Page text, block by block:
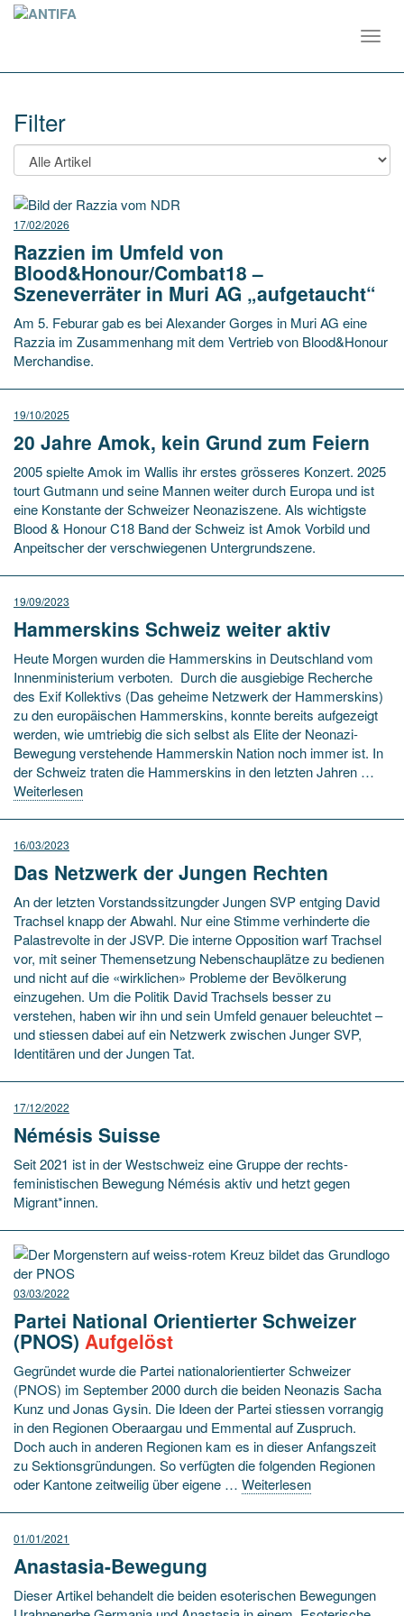
Filter
17/02/2026
Razzien im Umfeld von
Blood&Honour/Combat18 –
Szeneverräter in Muri AG „aufgetaucht“
Am 5. Feburar gab es bei Alexander Gorges in Muri AG eine
Razzia im Zusammenhang mit dem Vertrieb von Blood&Honour
Merchandise.
19/10/2025
20 Jahre Amok, kein Grund zum Feiern
2005 spielte Amok im Wallis ihr erstes grösseres Konzert. 2025
tourt Gutmann und seine Mannen weiter durch Europa und ist
eine Konstante der Schweizer Neonaziszene. Als wichtigste
Blood & Honour C18 Band der Schweiz ist Amok Vorbild und
Anpeitscher der verschwiegenen Untergrundszene.
19/09/2023
Hammerskins Schweiz weiter aktiv
Heute Morgen wurden die Hammerskins in Deutschland vom
Innenministerium verboten. Durch die ausgiebige Recherche
des Exif Kollektivs (Das geheime Netzwerk der Hammerskins)
zu den europäischen Hammerskins, konnte bereits aufgezeigt
werden, wie umtriebig die sich selbst als Elite der Neonazi-
Bewegung verstehende Hammerskin Nation noch immer ist. In
der Schweiz traten die Hammerskins in den letzten Jahren …
Weiterlesen
16/03/2023
Das Netzwerk der Jungen Rechten
An der letzten Vorstandssitzungder Jungen SVP entging David
Trachsel knapp der Abwahl. Nur eine Stimme verhinderte die
Palastrevolte in der JSVP. Die interne Opposition warf Trachsel
vor, mit seiner Themensetzung Nebenschauplätze zu bedienen
und nicht auf die «wirklichen» Probleme der Bevölkerung
einzugehen. Um die Politik David Trachsels besser zu
verstehen, haben wir ihn und sein Umfeld genauer beleuchtet –
und stiessen dabei auf ein Netzwerk zwischen Junger SVP,
Identitären und der Jungen Tat.
17/12/2022
Némésis Suisse
Seit 2021 ist in der Westschweiz eine Gruppe der rechts-
feministischen Bewegung Némésis aktiv und hetzt gegen
Migrant*innen.
03/03/2022
Partei National Orientierter Schweizer
(PNOS) Aufgelöst
Gegründet wurde die Partei nationalorientierter Schweizer
(PNOS) im September 2000 durch die beiden Neonazis Sacha
Kunz und Jonas Gysin. Die Ideen der Partei stiessen vorrangig
in den Regionen Oberaargau und Emmental auf Zuspruch.
Doch auch in anderen Regionen kam es in dieser Anfangszeit
zu Sektionsgründungen. So verfügten die folgenden Regionen
oder Kantone zeitweilig über eigene … Weiterlesen
01/01/2021
Anastasia-Bewegung
Dieser Artikel behandelt die beiden esoterischen Bewegungen